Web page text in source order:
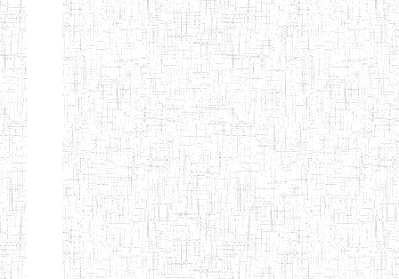
Etablissements
d'enseignement
secondaire
technique
et
professionnel
ESTP
Etablissements